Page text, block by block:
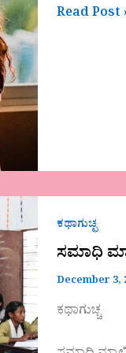
Read Post
ಕಥಾಗುಚ್ಛ
ಸಮಾಧಿ
December 3,
ಕಥಾಗುಚ್ಚ
ಮ್ಯಾಲಿನ
ಹೂ
ಮೊದಲ
ಭಾಗ